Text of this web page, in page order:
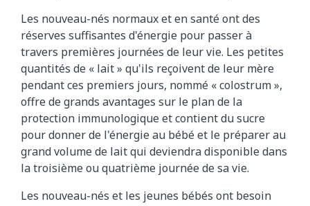
Les nouveau-nés normaux et en santé ont des
réserves suffisantes d'énergie pour passer à
travers premières journées de leur vie. Les petites
quantités de « lait » qu'ils reçoivent de leur mère
pendant ces premiers jours, nommé « colostrum »,
offre de grands avantages sur le plan de la
protection immunologique et contient du sucre
pour donner de l'énergie au bébé et le préparer au
grand volume de lait qui deviendra disponible dans
la troisième ou quatrième journée de sa vie.
Les nouveau-nés et les jeunes bébés ont besoin